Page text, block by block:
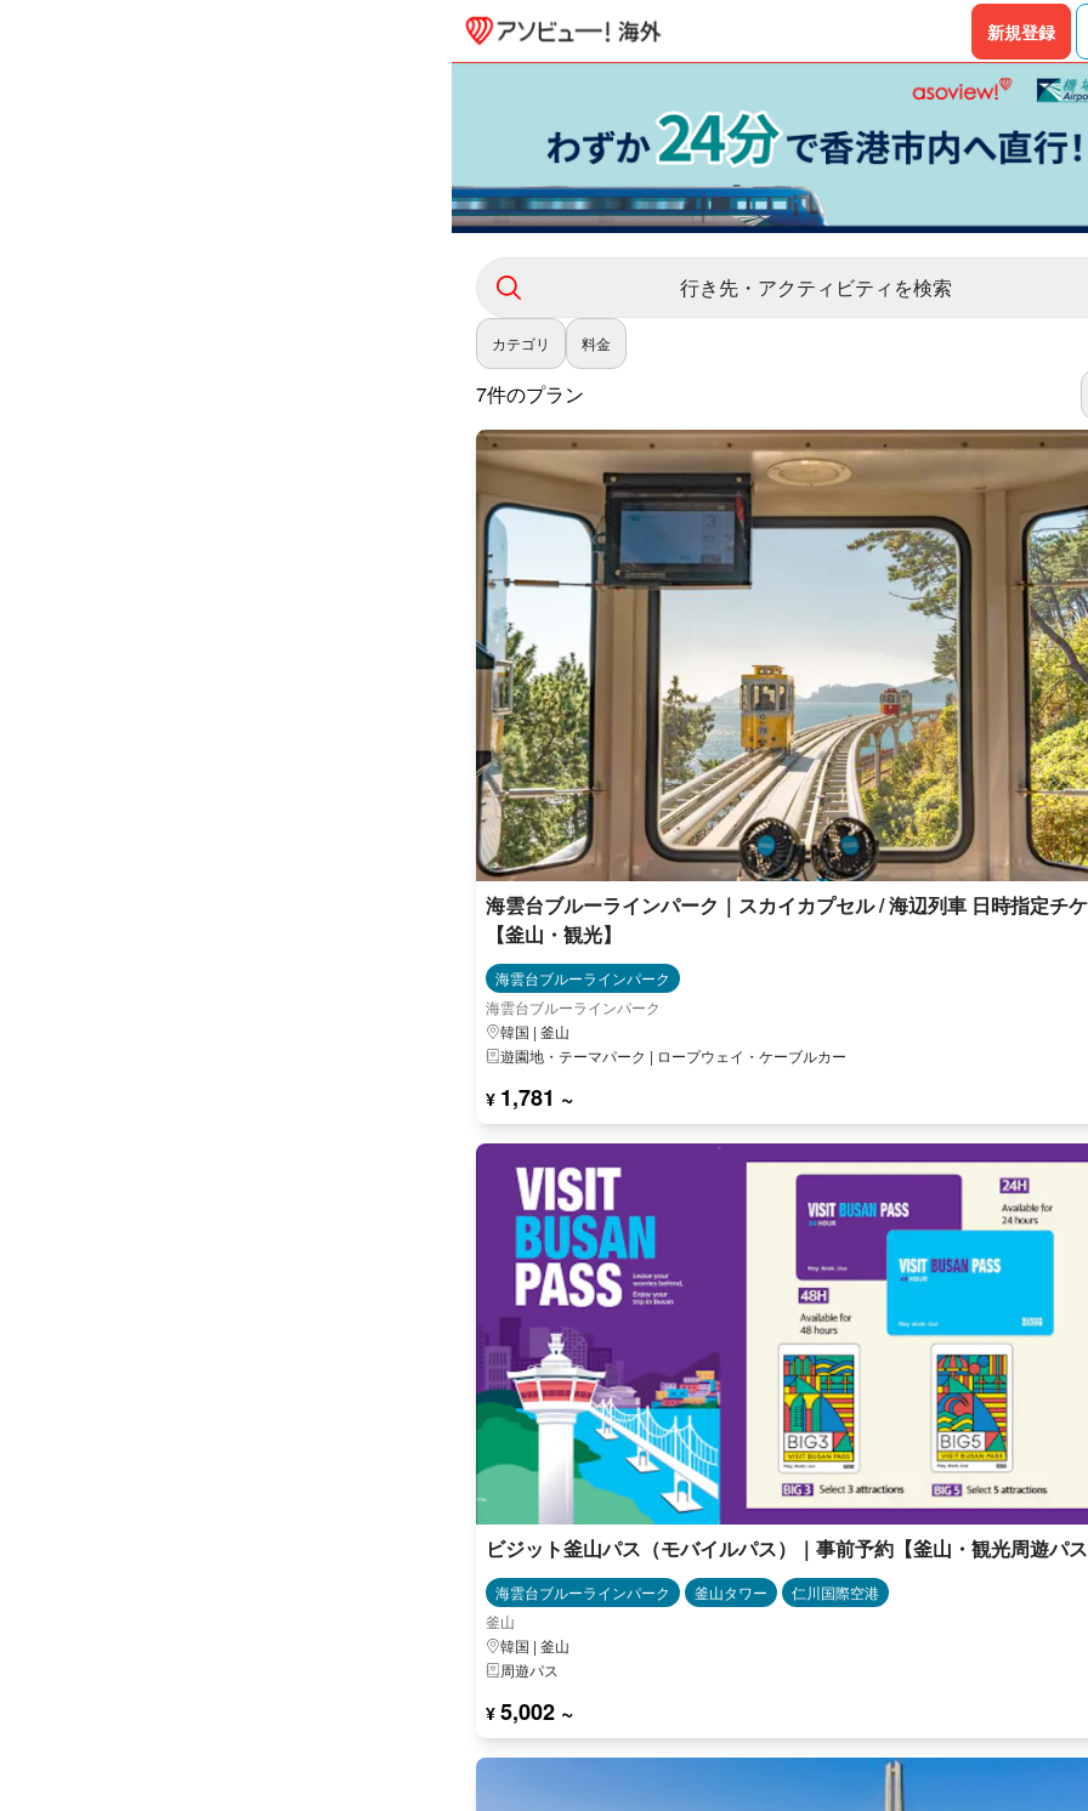
新規登録
行き先・アクティビティを検索
カテゴリ 料金
7件のプラン
海雲台ブルーラインパーク｜スカイカプセル / 海辺列車 日時指定チ
【釜山・観光】
海雲台ブルーラインパーク
海雲台ブルーラインパーク
韓国 | 釜山
遊園地・テーマパーク | ロープウェイ・ケーブルカー
¥ 1,781 ~
ビジット釜山パス（モバイルパス）｜事前予約【釜山・観光周遊パ
海雲台ブルーラインパーク 釜山タワー
仁川国際空港
釜山
韓国 | 釜山
周遊パス
¥ 5,002 ~